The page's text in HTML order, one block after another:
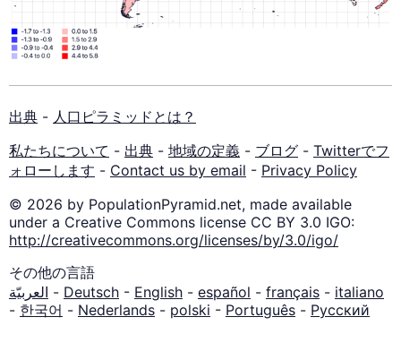
出典 - 人口ピラミッドとは？
私たちについて - 出典 - 地域の定義 - ブログ - Twitterでフ
ォローします - Contact us by email - Privacy Policy
© 2026 by PopulationPyramid.net, made available
under a Creative Commons license CC BY 3.0 IGO:
http://creativecommons.org/licenses/by/3.0/igo/
その他の言語
العربيّة - Deutsch - English - español - français - italiano
- 한국어 - Nederlands - polski - Português - Русский